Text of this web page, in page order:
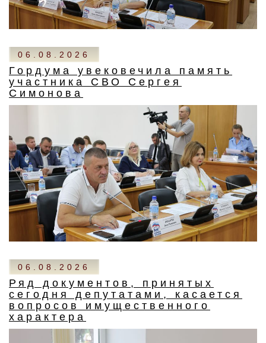
06.08.2026
Гордума увековечила память
участника СВО Сергея
Симонова
06.08.2026
Ряд документов, принятых
сегодня депутатами, касается
вопросов имущественного
характера